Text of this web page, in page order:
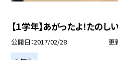
【１学年】あがったよ！たのし
公開日 2017/02/28 更